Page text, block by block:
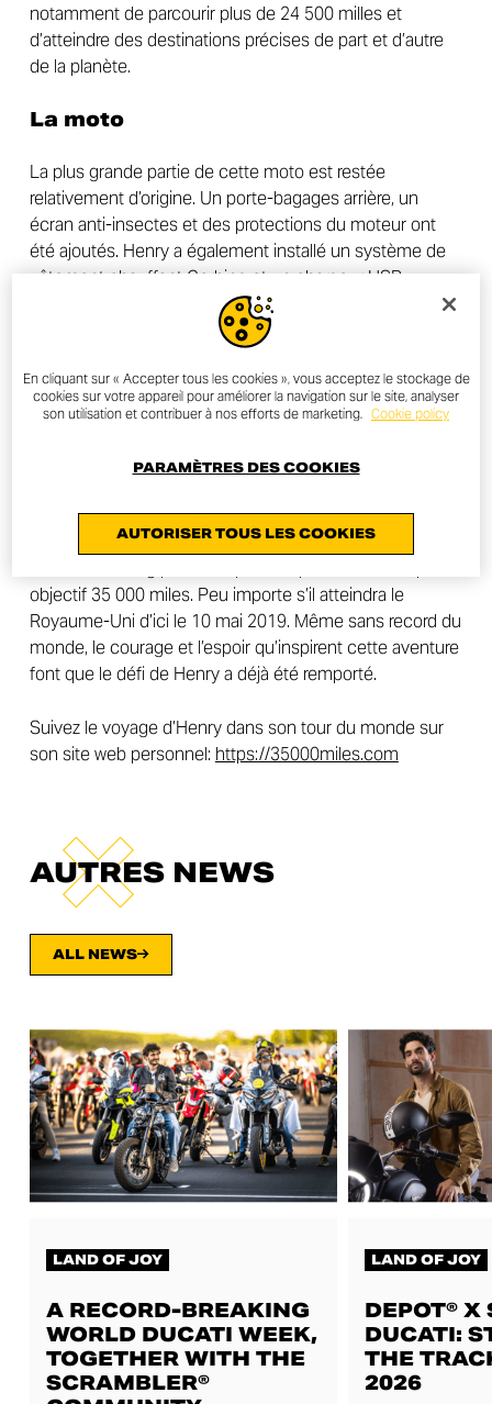
notamment de parcourir plus de 24 500 milles et
d’atteindre des destinations précises de part et d’autre
de la planète.
La moto
La plus grande partie de cette moto est restée
relativement d’origine. Un porte-bagages arrière, un
écran anti-insectes et des protections du moteur ont
été ajoutés. Henry a également installé un système de
vêtement chauffant Gerbing et un chargeur USB
supplémentaire sur le guidon.
crée de superbes solutions de bagage à utiliser sur la
moto, mais pas seulement. La qualité de ces produits
rigoureux font qu’ils sont parmi les meilleurs du monde.
35,000 miles
objectif 35 000 miles. Peu importe s’il atteindra le
Royaume-Uni d’ici le 10 mai 2019. Même sans record du
monde, le courage et l’espoir qu’inspirent cette aventure
font que le défi de Henry a déjà été remporté.
Suivez le voyage d’Henry dans son tour du monde sur
son site web personnel: https://35000miles.com
AUTRES NEWS
ALL NEWS
LAND OF JOY
A RECORD-BREAKING
WORLD DUCATI WEEK,
TOGETHER WITH THE
SCRAMBLER®
LAND OF JOY
DEPOT® X
DUCATI:
THE
2026
En cliquant sur « Accepter tous les cookies », vous acceptez le stockage de
cookies sur votre appareil pour améliorer la navigation sur le site, analyser
son utilisation et contribuer à nos efforts de marketing. Cookie policy
AUTORISER TOUS LES COOKIES
PARAMÈTRES DES COOKIES